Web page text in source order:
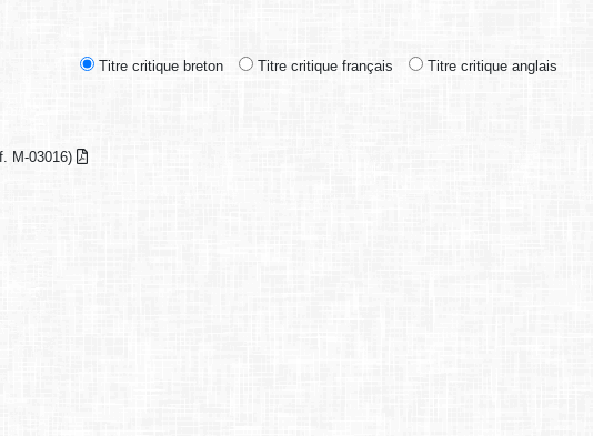
Titre critique breton Titre critique français
Titre critique anglais
M-03016)